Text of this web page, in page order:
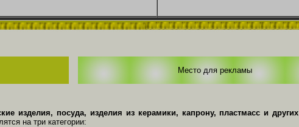
Место для рекламы
изделия, посуда, изделия из керамики, капрону, пластмасс и
на три категории: